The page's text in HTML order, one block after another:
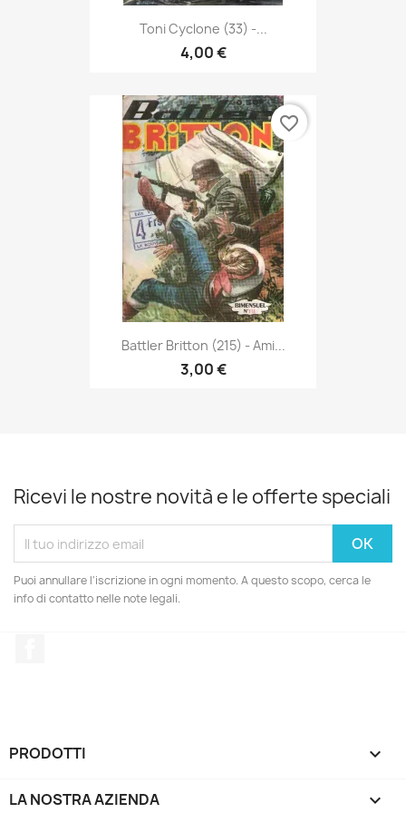
Toni Cyclone (33) -...
4,00 €
Battler Britton (215) - Ami...
3,00 €
favorite_border
Ricevi le nostre novità e le offerte speciali
Puoi annullare l'iscrizione in ogni momento. A questo scopo, cerca le
info di contatto nelle note legali.
PRODOTTI 
LA NOSTRA AZIENDA 